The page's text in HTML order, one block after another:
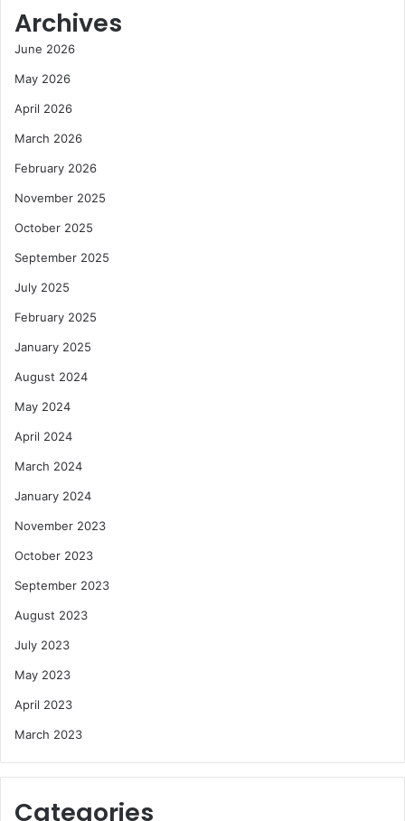
Archives
June 2026
May 2026
April 2026
March 2026
February 2026
November 2025
October 2025
September 2025
July 2025
February 2025
January 2025
August 2024
May 2024
April 2024
March 2024
January 2024
November 2023
October 2023
September 2023
August 2023
July 2023
May 2023
April 2023
March 2023
Categories